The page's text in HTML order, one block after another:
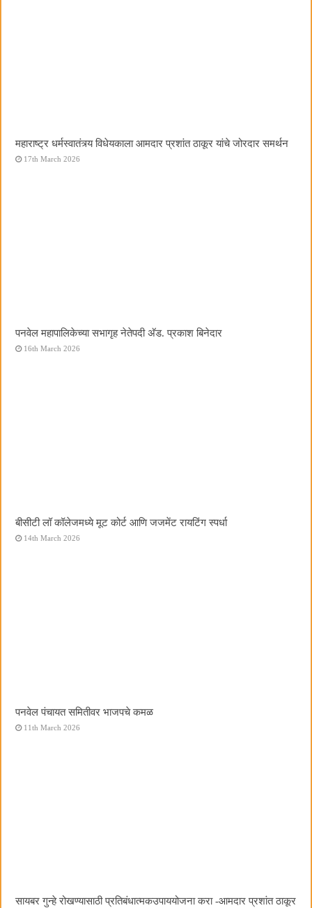
महाराष्ट्र धर्मस्वातंत्र्य विधेयकाला आमदार प्रशांत ठाकूर यांचे जोरदार समर्थन
17th March 2026
पनवेल महापालिकेच्या सभागृह नेतेपदी अ‍ॅड. प्रकाश बिनेदार
16th March 2026
बीसीटी लॉ कॉलेजमध्ये मूट कोर्ट आणि जजमेंट रायटिंग स्पर्धा
14th March 2026
पनवेल पंचायत समितीवर भाजपचे कमळ
11th March 2026
सायबर गुन्हे रोखण्यासाठी प्रतिबंधात्मकउपाययोजना करा -आमदार प्रशांत ठाकूर